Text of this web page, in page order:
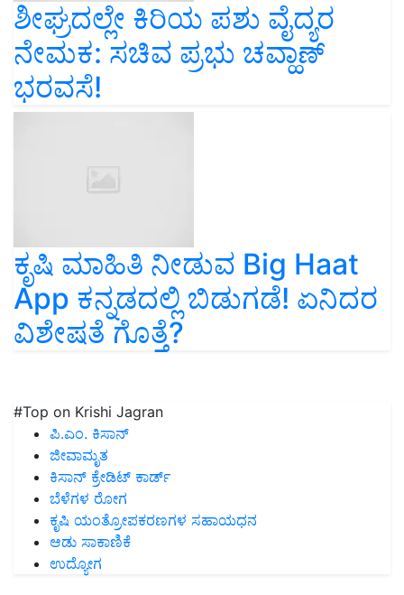
ಶೀಘ್ರದಲ್ಲೇ ಕಿರಿಯ ಪಶು ವೈದ್ಯರ
ನೇಮಕ: ಸಚಿವ ಪ್ರಭು ಚವ್ಹಾಣ್‌
ಭರವಸೆ!
ಕೃಷಿ ಮಾಹಿತಿ ನೀಡುವ Big Haat
App ಕನ್ನಡದಲ್ಲಿ ಬಿಡುಗಡೆ! ಏನಿದರ
ವಿಶೇಷತೆ ಗೊತ್ತೆ?
#Top on Krishi Jagran
ಪಿ.ಎಂ. ಕಿಸಾನ್
ಜೀವಾಮೃತ
ಕಿಸಾನ್ ಕ್ರೇಡಿಟ್ ಕಾರ್ಡ್
ಬೆಳೆಗಳ ರೋಗ
ಕೃಷಿ ಯಂತ್ರೋಪಕರಣಗಳ ಸಹಾಯಧನ
ಆಡು ಸಾಕಾಣಿಕೆ
ಉದ್ಯೋಗ